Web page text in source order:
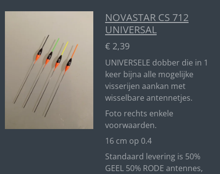
NOVASTAR CS 712
UNIVERSAL
€ 2,39
UNIVERSELE dobber die in 1
keer bijna alle mogelijke
visserijen aankan met
wisselbare antennetjes.
Foto rechts enkele
voorwaarden.
16 cm op 0.4
Standaard levering is 50%
GEEL 50% RODE antennes,